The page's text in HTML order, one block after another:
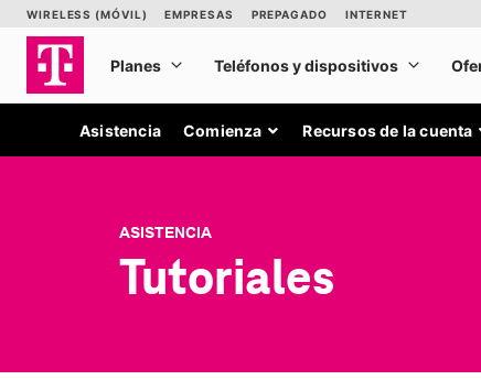
Asistencia Comienza Recursos de la cuenta
ASISTENCIA
Tutoriales